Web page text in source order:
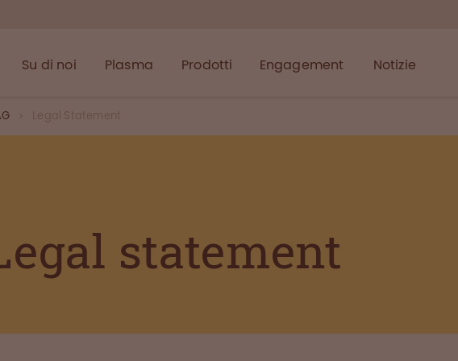
Su di noi Plasma Prodotti Engagement Notizie
Legal Statement
statement